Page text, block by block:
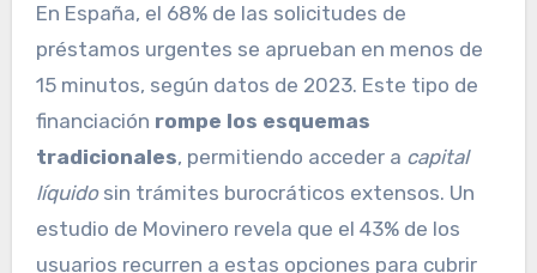
En España, el 68% de las solicitudes de
préstamos urgentes se aprueban en menos de
15 minutos, según datos de 2023. Este tipo de
financiación rompe los esquemas
tradicionales, permitiendo acceder a capital
líquidosin trámites burocráticos extensos. Un
estudio de Movinero revela que el 43% de los
usuarios recurren a estas opciones para cubrir